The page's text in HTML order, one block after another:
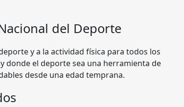
del Deporte
y a la actividad física para todos los
donde el deporte sea una herramienta de
desde una edad temprana.